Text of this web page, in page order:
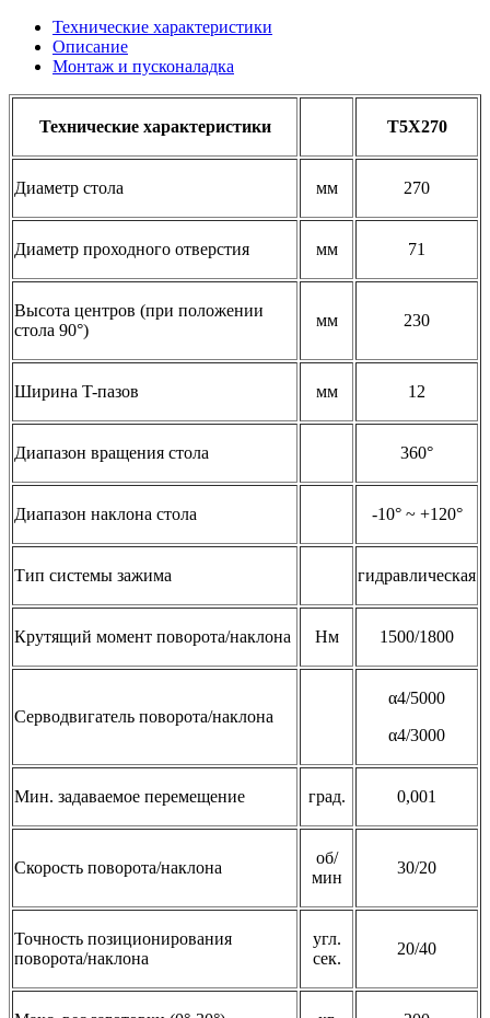
Технические характеристики
Описание
Монтаж и пусконаладка
Технические характеристики T5X270
Диаметр стола мм 270
Диаметр проходного отверстия мм 71
Высота центров (при положении
стола 90°)
мм 230
Ширина T-пазов мм 12
Диапазон вращения стола 360°
Диапазон наклона стола -10° ~ +120°
Тип системы зажима гидравлическая
Крутящий момент поворота/наклона Нм 1500/1800
Серводвигатель поворота/наклона
α4/5000
α4/3000
Мин. задаваемое перемещение град. 0,001
Скорость поворота/наклона
об/
мин
30/20
Точность позиционирования
поворота/наклона
угл.
сек.
20/40